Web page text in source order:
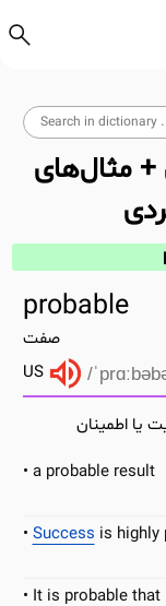
+ مثال‌های
probable
صفت
US
/
یا اطمینان
a probable result
Success is highly
It is probable that